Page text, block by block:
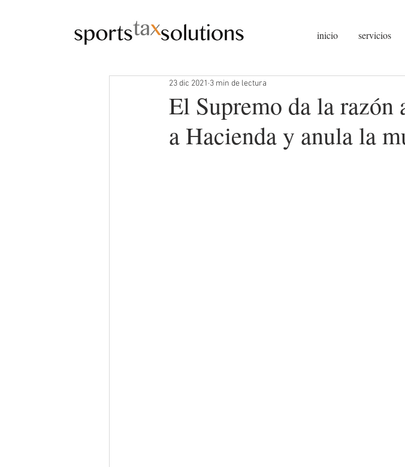
inicio servicios
El Supremo da la razón
a Hacienda y anula la
23 dic 2021 3 min de lectura